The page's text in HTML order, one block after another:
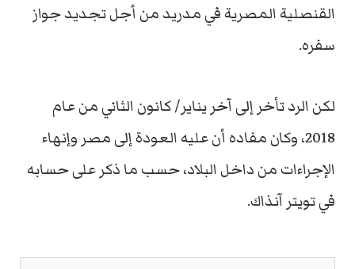
القنصلية المصرية في مدريد من أجل تجديد جواز
سفره.
لكن الرد تأخر إلى آخر يناير/ كانون الثاني من عام
2018، وكان مفاده أن عليه العودة إلى مصر وإنهاء
الإجراءات من داخل البلاد، حسب ما ذكر على حسابه
في تويتر آنذاك.